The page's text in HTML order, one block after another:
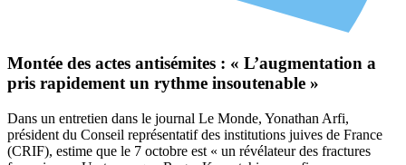
Montée des actes antisémites : « L’augmentation a
pris rapidement un rythme insoutenable »
Dans un entretien dans le journal Le Monde, Yonathan Arfi,
président du Conseil représentatif des institutions juives de France
(CRIF), estime que le 7 octobre est « un révélateur des fractures